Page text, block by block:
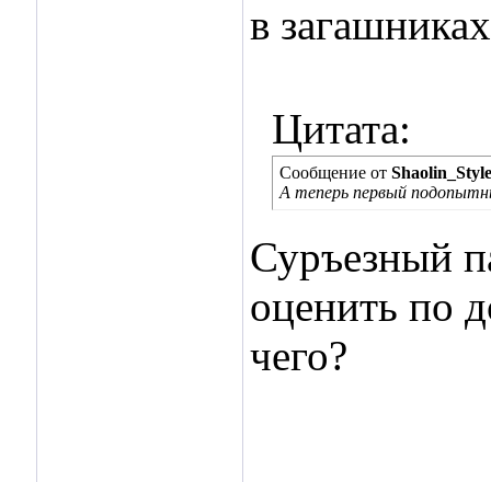
в
Цитата:
Сообщение от Shaolin_Style
А теперь первый
Суръезный
оценить по
чего?